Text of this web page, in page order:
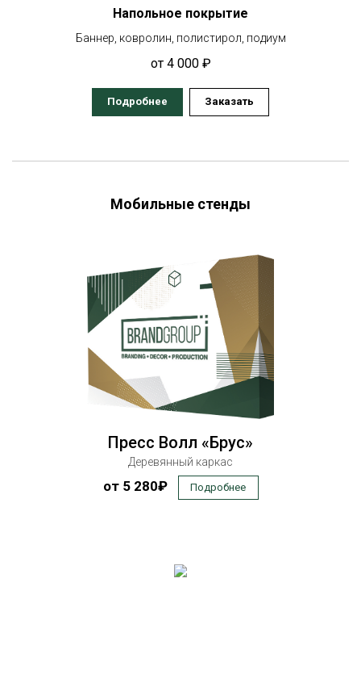
Напольное покрытие
Баннер, ковролин, полистирол, подиум
от 4 000 ₽
Подробнее Заказать
Мобильные стенды
Пресс Волл «Брус»
Деревянный каркас
от 5 280₽ Подробнее